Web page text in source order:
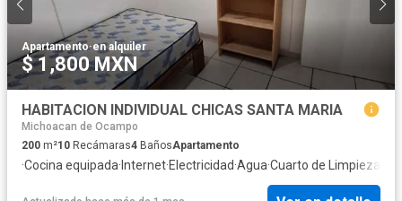
Apartamento·en alquiler
$ 1,800 MXN
HABITACION INDIVIDUAL CHICAS SANTA MARIA
Michoacan de Ocampo
200 m²10 Recámaras4 BañosApartamento
·Cocina equipada· Internet·Electricidad·Agua·Cuarto de Limpieza